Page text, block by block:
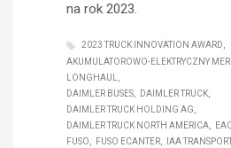
na rok 2023.
2023 TRUCK INNOVATION AWARD
AKUMULATOROWO-ELEKTRYCZNY
LONGHAUL
DAIMLER BUSES
DAIMLER TRUCK
DAIMLER TRUCK HOLDING AG
DAIMLER TRUCK NORTH AMERICA
FUSO
FUSO ECANTER IAA